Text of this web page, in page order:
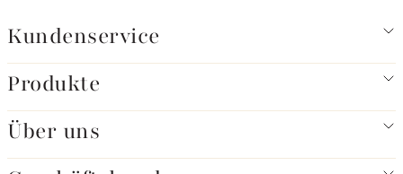
Kundenservice
Produkte
Über uns